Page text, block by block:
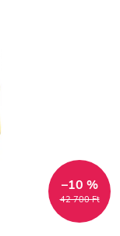
42 700 Ft
–10 %